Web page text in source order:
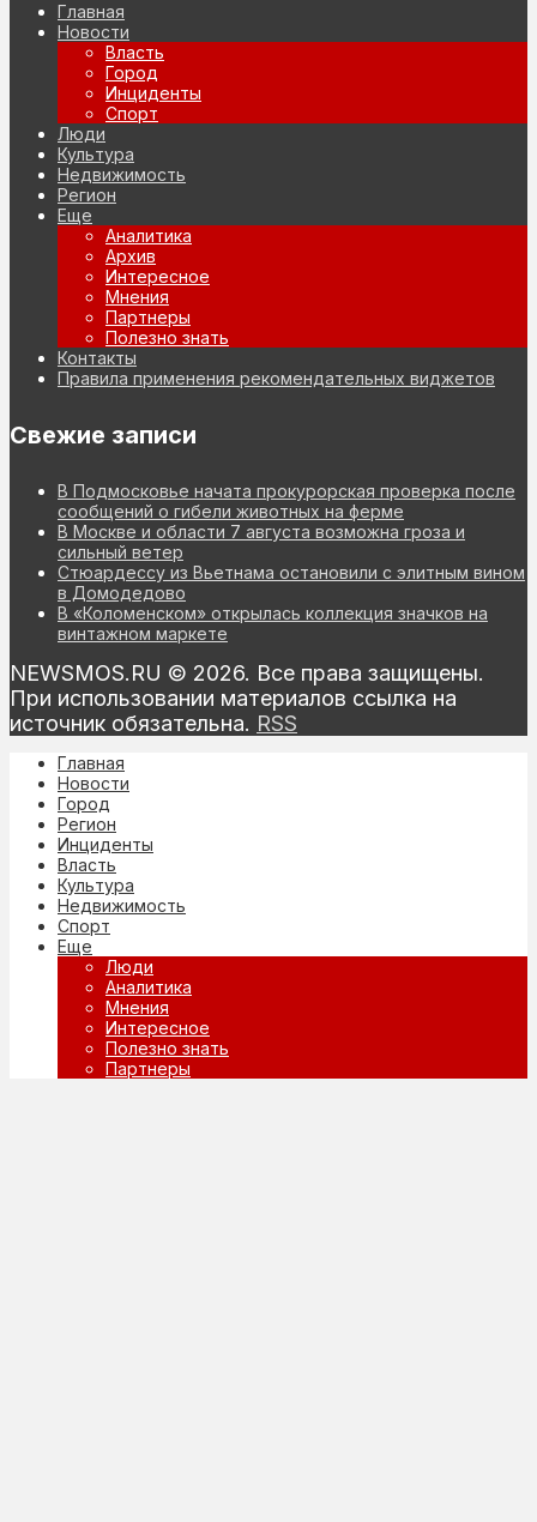
Главная
Новости
Власть
Город
Инциденты
Спорт
Люди
Культура
Недвижимость
Регион
Еще
Аналитика
Архив
Интересное
Мнения
Партнеры
Полезно знать
Контакты
Правила применения рекомендательных виджетов
Свежие записи
В Подмосковье начата прокурорская проверка после
сообщений о гибели животных на ферме
В Москве и области 7 августа возможна гроза и
сильный ветер
Стюардессу из Вьетнама остановили с элитным вином
в Домодедово
В «Коломенском» открылась коллекция значков на
винтажном маркете
NEWSMOS.RU © 2026. Все права защищены.
При использовании материалов ссылка на
источник обязательна. RSS
Главная
Новости
Город
Регион
Инциденты
Власть
Культура
Недвижимость
Спорт
Еще
Люди
Аналитика
Мнения
Интересное
Полезно знать
Партнеры